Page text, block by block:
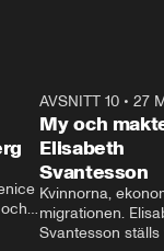
23:40AVSNITT 10 •27
My och
Elisabeth
Svantesson
Kvinnorna,
migrationen.
Svantesson ställs